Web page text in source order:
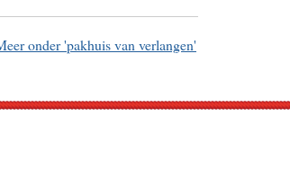
onder 'pakhuis van verlangen'